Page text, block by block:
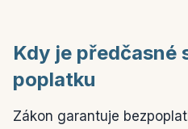
Kdy je předčasné
poplatku
Zákon garantuje